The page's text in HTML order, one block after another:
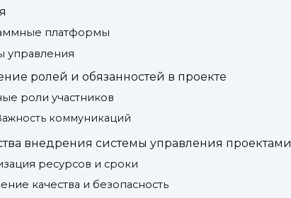
платформы
управления
ролей и обязанностей в проекте
роли участников
коммуникаций
внедрения системы управления проектами
ресурсов и сроки
качества и безопасность